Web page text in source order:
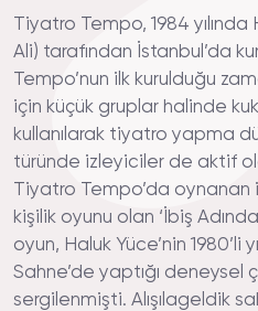
Tiyatro Tempo, 1984
Ali) tarafından İstanbul’da
Tempo’nun ilk kurulduğu
için küçük gruplar halinde
kullanılarak tiyatro yapma
türünde izleyiciler de aktif
Tiyatro Tempo’da oynanan
kişilik oyunu olan ‘İbiş
oyun, Haluk Yüce’nin 1980’li
Sahne’de yaptığı deneysel
sergilenmişti. Alışılageldik